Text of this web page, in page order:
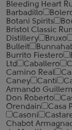
Bleeding Heart
Barbadillo
Botani Spirits
Bristol Classic
Distillery
Bruxo
Bulleit
Burrito Fiestero
Ltd
Caballero
Camino Real
Caney
Canti
Armando
Don Roberto
Orendain
Casa
Casoni
Chabot